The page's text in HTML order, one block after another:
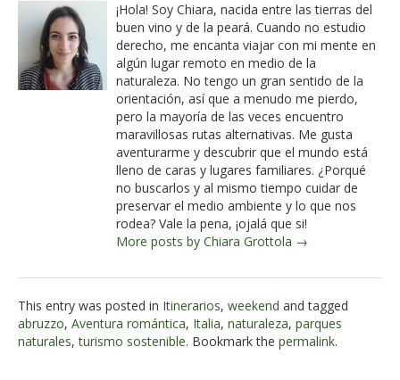
¡Hola! Soy Chiara, nacida entre las tierras del
buen vino y de la peará. Cuando no estudio
derecho, me encanta viajar con mi mente en
algún lugar remoto en medio de la
naturaleza. No tengo un gran sentido de la
orientación, así que a menudo me pierdo,
pero la mayoría de las veces encuentro
maravillosas rutas alternativas. Me gusta
aventurarme y descubrir que el mundo está
lleno de caras y lugares familiares. ¿Porqué
no buscarlos y al mismo tiempo cuidar de
preservar el medio ambiente y lo que nos
rodea? Vale la pena, ¡ojalá que si!
More posts by Chiara Grottola →
This entry was posted in Itinerarios, weekend and tagged
abruzzo, Aventura romántica, Italia, naturaleza, parques
naturales,turismo sostenible. Bookmark the permalink.